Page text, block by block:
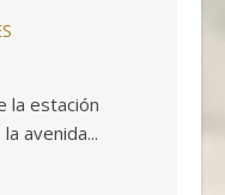
la estación
avenida...